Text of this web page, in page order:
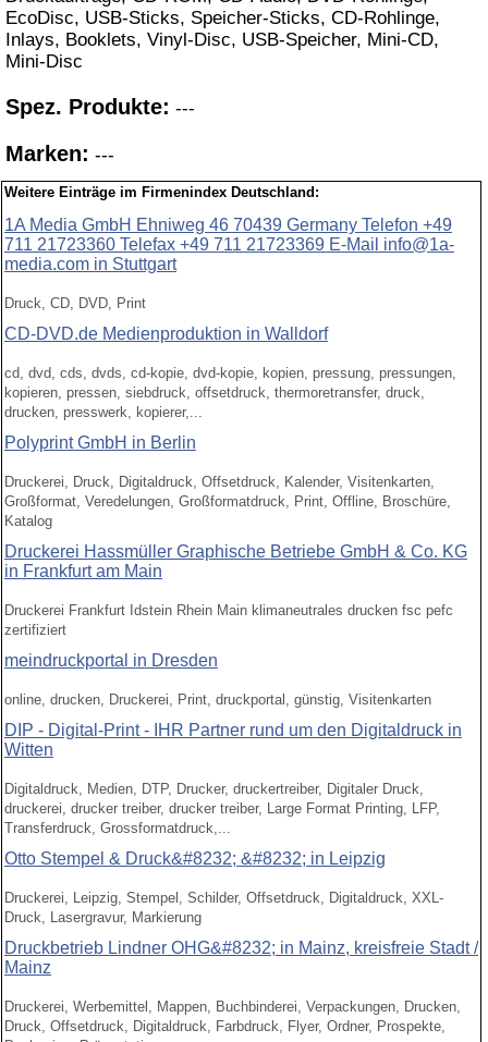
EcoDisc, USB-Sticks, Speicher-Sticks, CD-Rohlinge,
Inlays, Booklets, Vinyl-Disc, USB-Speicher, Mini-CD,
Mini-Disc
Spez. Produkte: ---
Marken: ---
Weitere Einträge im Firmenindex Deutschland:
1A Media GmbH Ehniweg 46 70439 Germany Telefon +49
711 21723360 Telefax +49 711 21723369 E-Mail info@1a-
media.com in Stuttgart
Druck, CD, DVD, Print
CD-DVD.de Medienproduktion in Walldorf
cd, dvd, cds, dvds, cd-kopie, dvd-kopie, kopien, pressung, pressungen,
kopieren, pressen, siebdruck, offsetdruck, thermoretransfer, druck,
drucken, presswerk, kopierer,...
Polyprint GmbH in Berlin
Druckerei, Druck, Digitaldruck, Offsetdruck, Kalender, Visitenkarten,
Großformat, Veredelungen, Großformatdruck, Print, Offline, Broschüre,
Katalog
Druckerei Hassmüller Graphische Betriebe GmbH & Co. KG
in Frankfurt am Main
Druckerei Frankfurt Idstein Rhein Main klimaneutrales drucken fsc pefc
zertifiziert
meindruckportal in Dresden
online, drucken, Druckerei, Print, druckportal, günstig, Visitenkarten
DIP - Digital-Print - IHR Partner rund um den Digitaldruck in
Witten
Digitaldruck, Medien, DTP, Drucker, druckertreiber, Digitaler Druck,
druckerei, drucker treiber, drucker treiber, Large Format Printing, LFP,
Transferdruck, Grossformatdruck,...
Otto Stempel & Druck&#8232; &#8232; in Leipzig
Druckerei, Leipzig, Stempel, Schilder, Offsetdruck, Digitaldruck, XXL-
Druck, Lasergravur, Markierung
Druckbetrieb Lindner OHG&#8232; in Mainz, kreisfreie Stadt /
Mainz
Druckerei, Werbemittel, Mappen, Buchbinderei, Verpackungen, Drucken,
Druck, Offsetdruck, Digitaldruck, Farbdruck, Flyer, Ordner, Prospekte,